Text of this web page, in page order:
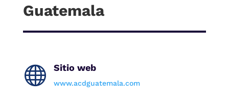
Guatemala
 Sitio web
www.acdguatemala.com